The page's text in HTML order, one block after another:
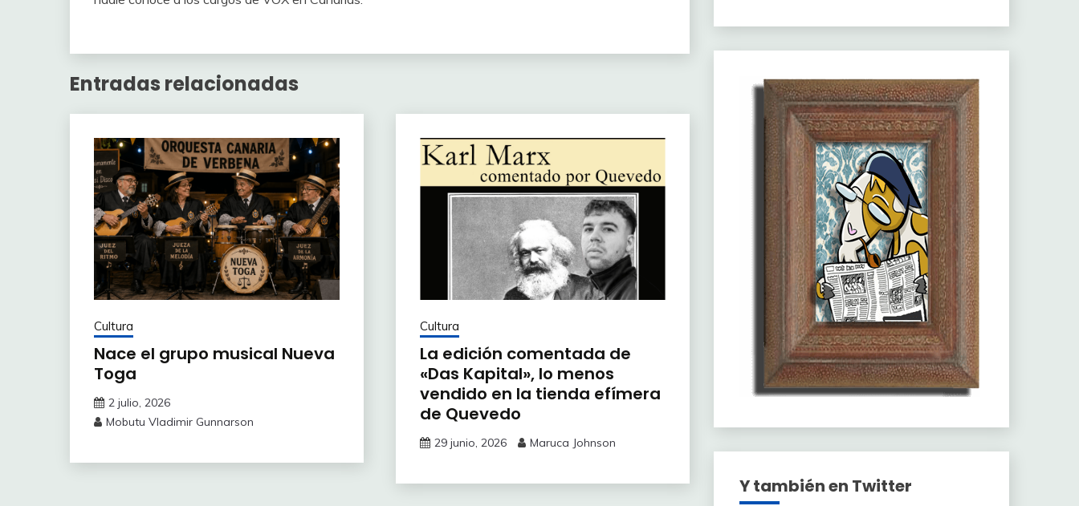
Entradas relacionadas
Cultura
Nace el grupo musical Nueva
Toga
2 julio, 2026
Mobutu Vladimir Gunnarson
Cultura
La edición comentada de
«Das Kapital», lo menos
vendido en la tienda efímera
de Quevedo
29 junio, 2026 Maruca Johnson
Y también en Twitter